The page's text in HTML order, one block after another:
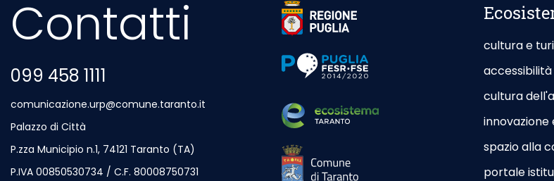
Contatti
099 458 1111
comunicazione.urp@comune.taranto.it
Palazzo di Città
P.zza Municipio n.1, 74121 Taranto (TA)
P.IVA 00850530734 / C.F. 80008750731
Outdoor Site - Opening in New Card
Outdoor Site - Opening in New Card
Outdoor Site - Opening in New Card
cultura e
cultura
innovazione
spazio alla
portale